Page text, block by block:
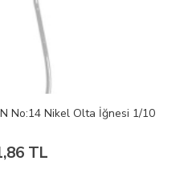
No:14 Nikel Olta İğnesi 1/10
TL